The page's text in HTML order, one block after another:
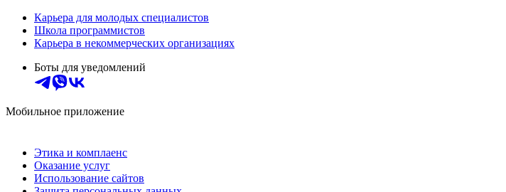
Карьера для молодых специалистов
Школа программистов
Карьера в некоммерческих организациях
Боты для уведомлений
Мобильное приложение
Этика и комплаенс
Оказание услуг
Использование сайтов